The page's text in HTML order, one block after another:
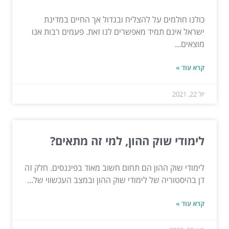
כולנו חולמים על להצליח ובגדול אך החיים במדינת
ישראל אינם תמיד מאפשרים לנו זאת. פעמים רבות אנו
מוצאים...
קרא עוד »
יול 22, 2021
לימודי שוק ההון, למי זה מתאים?
לימודי שוק ההון הם תחום חשוב מאוד בפיננסים. חלק זה
דן בהיסטוריה של לימודי שוק ההון ובמצב העכשווי של...
קרא עוד »